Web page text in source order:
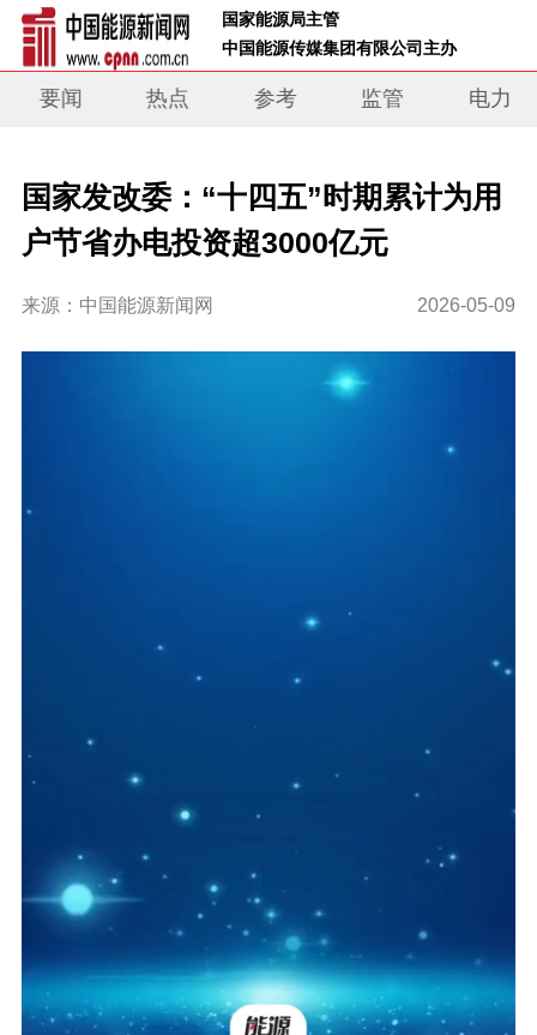
国家能源局主管
中国能源传媒集团有限公司主办
要闻 热点 参考 监管 电力
国家发改委：“十四五”时期累计为用
户节省办电投资超3000亿元
来源：中国能源新闻网 2026-05-09